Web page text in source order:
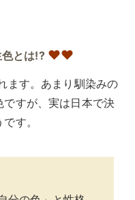
とは!? ♥♥
ます。あまり馴染みの
すが、実は日本で決
す。